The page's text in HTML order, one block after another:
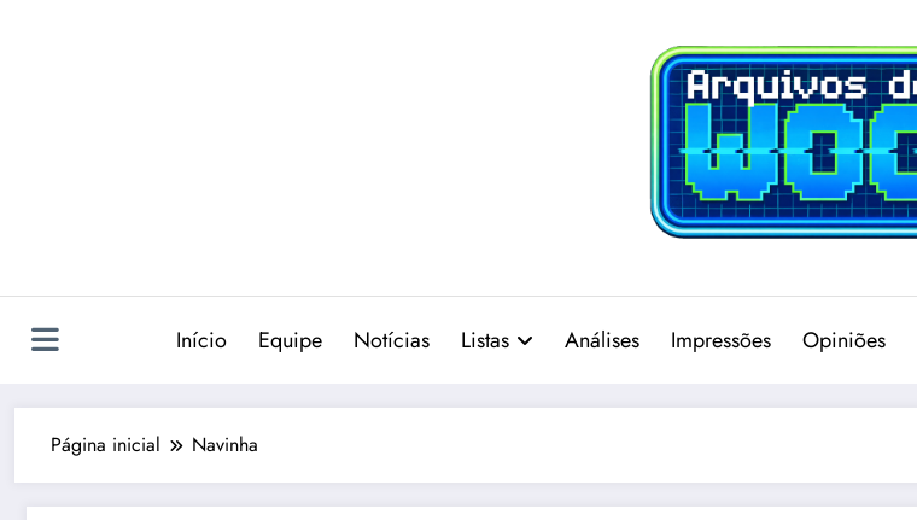
Início Equipe Notícias Listas Análises Impressões Opiniões
Página inicial Navinha